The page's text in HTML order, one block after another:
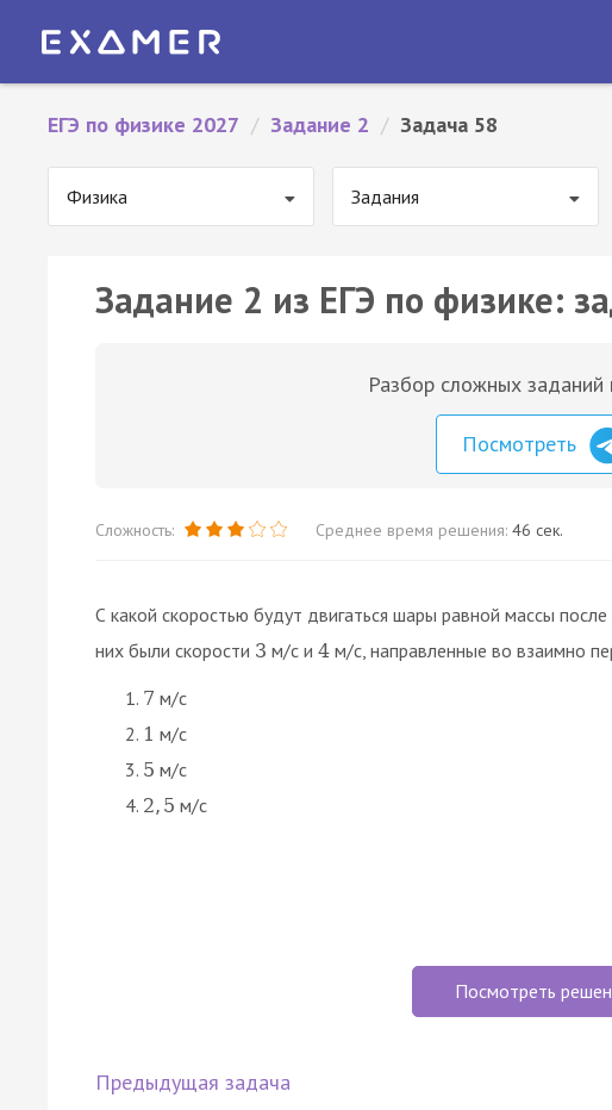
ЕГЭ по физике 2027 / Задание 2 / Задача 58
Физика Задания
Задание 2 из ЕГЭ по физике:
Разбор сложных заданий
Посмотреть
Сложность: Среднее время решения: 46 сек.
С какой скоростью будут двигаться шары равной массы
них были скорости 3 м/с и 4 м/с, направленные во взаимно
7 м/с
1 м/с
5 м/с
2, 5 м/с
Посмотреть
Предыдущая задача